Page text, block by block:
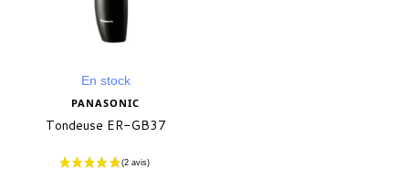
En stock
PANASONIC
Tondeuse ER-GB37